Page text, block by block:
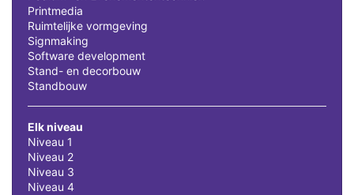
Printmedia
Ruimtelijke vormgeving
Signmaking
Software development
Stand- en decorbouw
Standbouw
Elk niveau
Niveau 1
Niveau 2
Niveau 3
Niveau 4